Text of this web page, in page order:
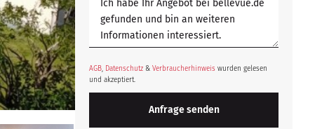
AGB, Datenschutz & Verbraucherhinweis wurden gelesen
und akzeptiert.